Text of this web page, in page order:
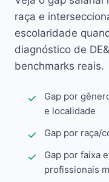
raça e
escolaridade
diagnóstico de
benchmarks reais.
Gap por
e localidade
Gap por raça/
Gap por faixa
profissionais